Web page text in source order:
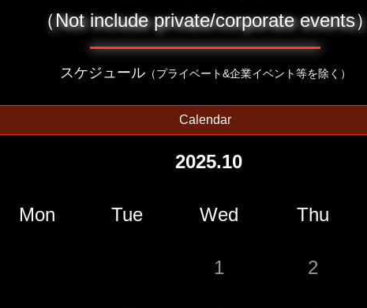
（Not include private/corporate events）
スケジュール（プライベート&企業イベント等を除く）
Calendar
2025.10
Mon Tue Wed Thu
1 2